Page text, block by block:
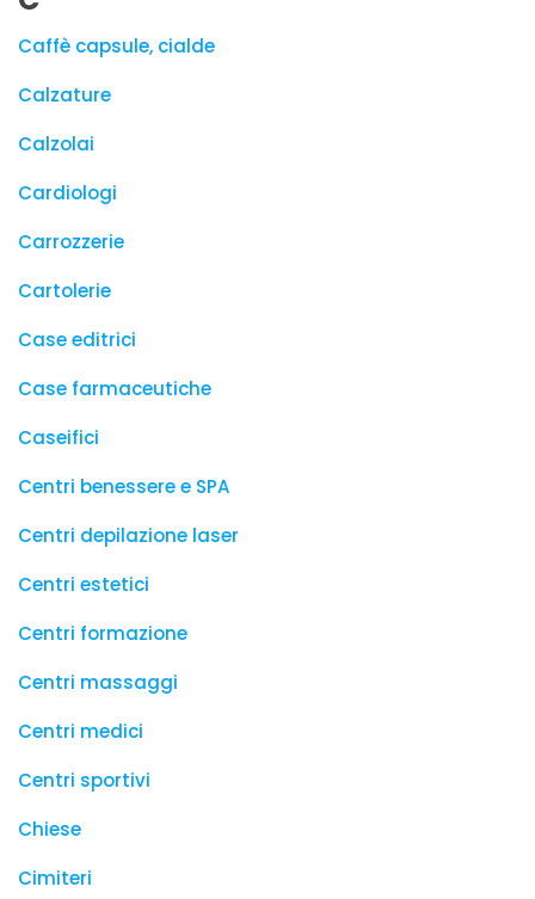
Caffè capsule, cialde
Calzature
Calzolai
Cardiologi
Carrozzerie
Cartolerie
Case editrici
Case farmaceutiche
Caseifici
Centri benessere e SPA
Centri depilazione laser
Centri estetici
Centri formazione
Centri massaggi
Centri medici
Centri sportivi
Chiese
Cimiteri